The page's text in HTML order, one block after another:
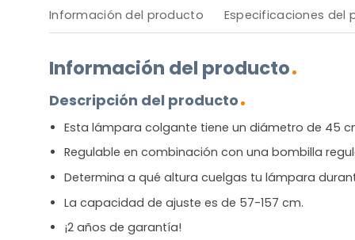
Información del producto Especificaciones del
Información del producto
Descripción del producto
Esta lámpara colgante tiene un diámetro de 45
Regulable en combinación con una bombilla
Determina a qué altura cuelgas tu lámpara
La capacidad de ajuste es de 57-157 cm.
¡2 años de garantía!